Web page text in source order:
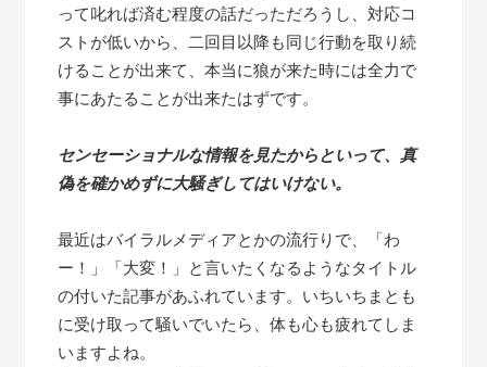
って叱れば済む程度の話だっただろうし、対応コ
ストが低いから、二回目以降も同じ行動を取り続
けることが出来て、本当に狼が来た時には全力で
事にあたることが出来たはずです。
センセーショナルな情報を見たからといって、真
偽を確かめずに大騒ぎしてはいけない。
最近はバイラルメディアとかの流行りで、「わ
ー！」「大変！」と言いたくなるようなタイトル
の付いた記事があふれています。いちいちまとも
に受け取って騒いでいたら、体も心も疲れてしま
いますよね。